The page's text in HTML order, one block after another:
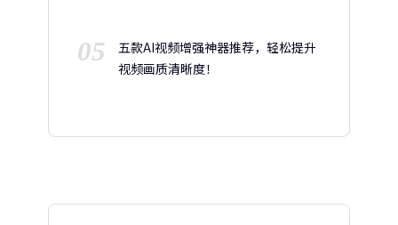
05
五款AI视频增强神器推荐，轻松提升
视频画质清晰度！